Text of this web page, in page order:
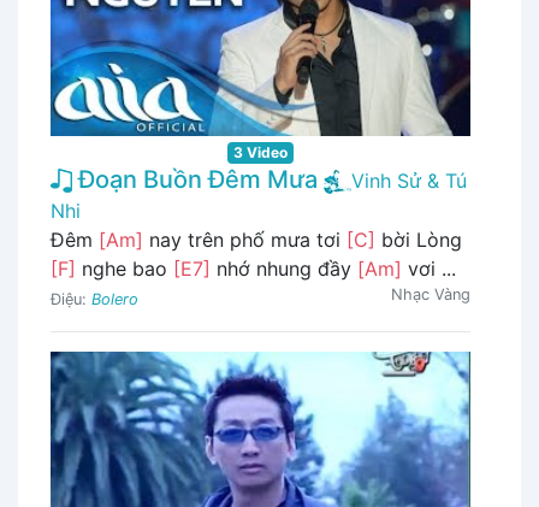
3 Video
Đoạn Buồn Đêm Mưa
Vinh Sử & Tú
Nhi
Đêm [Am] nay trên phố mưa tơi [C] bời Lòng
[F] nghe bao [E7] nhớ nhung đầy [Am] vơi ...
Điệu: Bolero Nhạc Vàng